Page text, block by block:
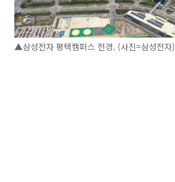
▲삼성전자 평택캠퍼스 전경. (사진=삼성전자)